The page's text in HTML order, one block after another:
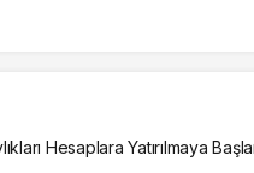
Hesaplara Yatırılmaya